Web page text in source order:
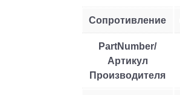
Сопротивление
PartNumber/
Артикул
Производителя